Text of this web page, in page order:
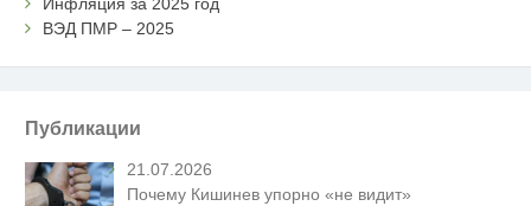
ВЭД ПМР – 2025
Публикации
21.07.2026
Почему Кишинев упорно «не видит»